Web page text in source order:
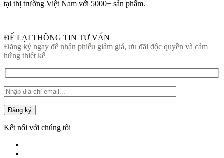
tại thị trường Việt Nam với 5000+ sản phẩm.
ĐỂ LẠI THÔNG TIN TƯ VẤN
Đăng ký ngay để nhận phiếu giảm giá, ưu đãi độc quyền và cảm
hứng thiết kế
Đăng ký
Kết nối với chúng tôi